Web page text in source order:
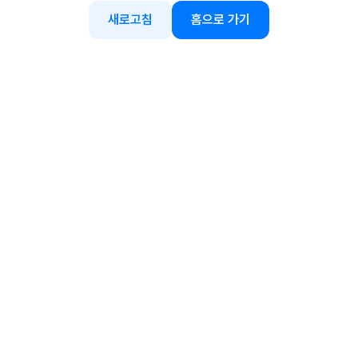
새로고침 홈으로 가기